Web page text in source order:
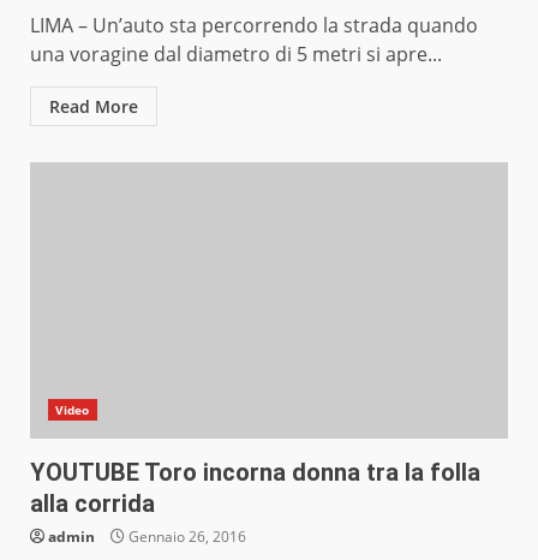
LIMA – Un’auto sta percorrendo la strada quando
una voragine dal diametro di 5 metri si apre...
Read More
Video
YOUTUBE Toro incorna donna tra la folla
alla corrida
admin Gennaio 26, 2016